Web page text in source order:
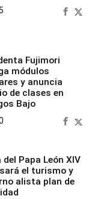
Fujimori
módulos
y anuncia
de clases en
Bajo
Papa León XIV
el turismo y
alista plan de